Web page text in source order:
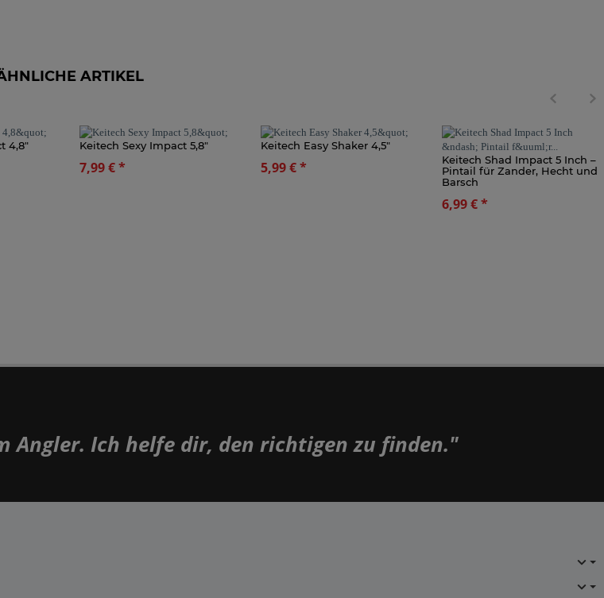
ARTIKEL
4,8" Keitech Sexy Impact 5,8"
7,99 €*
Keitech Easy Shaker 4,5"
5,99 €*
Keitech Shad Impact 5 Inch –
Pintail für Zander, Hecht und
Barsch
6,99 €*
Angler. Ich helfe dir, den richtigen zu finden."